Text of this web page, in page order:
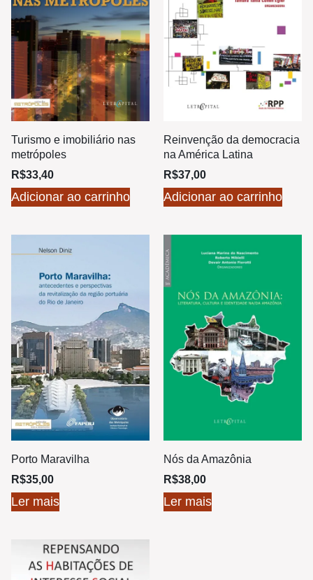
Turismo e imobiliário nas
metrópoles
R$33,40
Adicionar ao carrinho
Reinvenção da democracia
na América Latina
R$37,00
Adicionar ao carrinho
Porto Maravilha
R$35,00
Ler mais
Nós da Amazônia
R$38,00
Ler mais